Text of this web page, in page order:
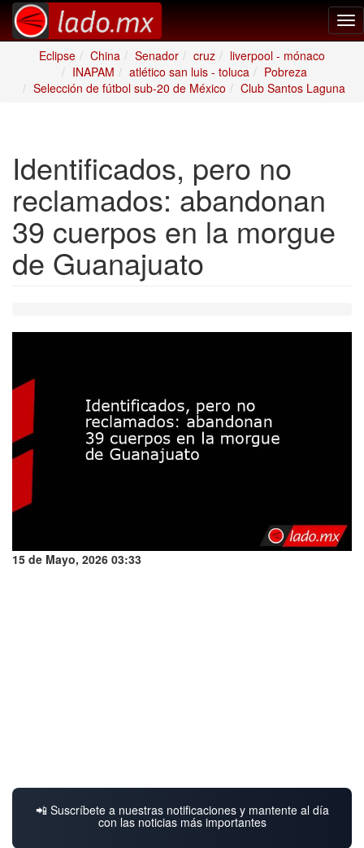
Eclipse
China Senador cruz
liverpool - mónaco
INAPAM
atlético san luis - toluca
Pobreza
Selección de fútbol sub-20 de México
Club Santos Laguna
Identificados, pero no
reclamados: abandonan
39 cuerpos en la morgue
de Guanajuato
15 de Mayo, 2026 03:33
📲 Suscríbete a nuestras notificaciones y mantente al día
con las noticias más importantes